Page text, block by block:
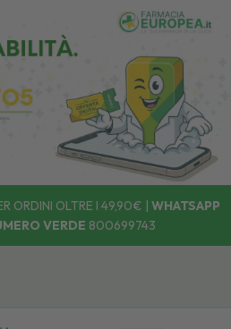
ORDINI OLTRE I 49,90€ | WHATSAPP
VERDE 800699743